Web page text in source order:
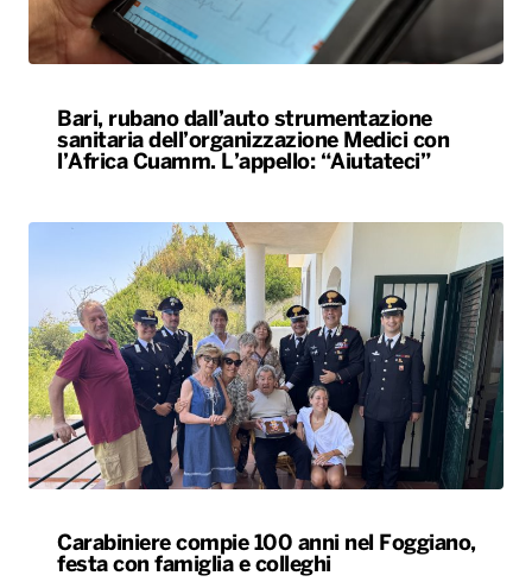
Bari, rubano dall’auto strumentazione
sanitaria dell’organizzazione Medici con
l’Africa Cuamm. L’appello: “Aiutateci”
Carabiniere compie 100 anni nel Foggiano,
festa con famiglia e colleghi